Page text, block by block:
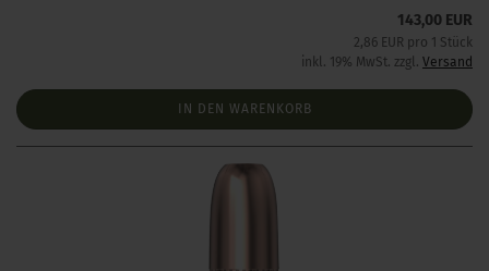
143,00 EUR
2,86 EUR pro 1 Stück
inkl. 19% MwSt. zzgl. Versand
IN DEN WARENKORB